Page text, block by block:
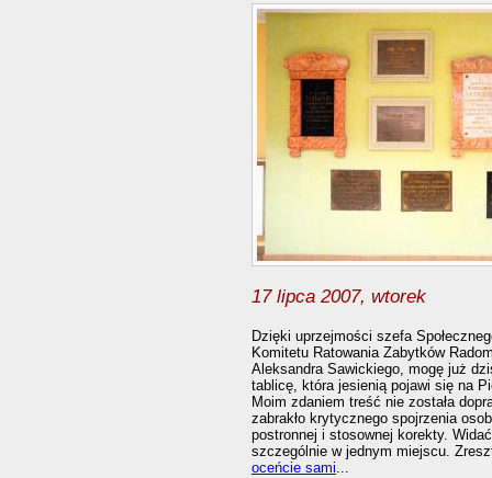
17 lipca 2007, wtorek
Dzięki uprzejmości szefa
Komitetu Ratowania Zabytków
Aleksandra Sawickiego, mogę już
tablicę, która jesienią pojawi się na
Moim zdaniem treść nie została
zabrakło krytycznego spojrzenia
postronnej i stosownej korekty.
szczególnie w jednym miejscu.
oceńcie sami...